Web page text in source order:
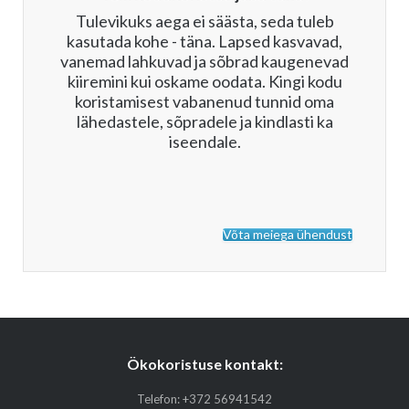
Tulevikuks aega ei säästa, seda tuleb
kasutada kohe - täna. Lapsed kasvavad,
vanemad lahkuvad ja sõbrad kaugenevad
kiiremini kui oskame oodata. Kingi kodu
koristamisest vabanenud tunnid oma
lähedastele, sõpradele ja kindlasti ka
iseendale.
Võta meiega ühendust
Ökokoristuse kontakt:
Telefon:+372 56941542